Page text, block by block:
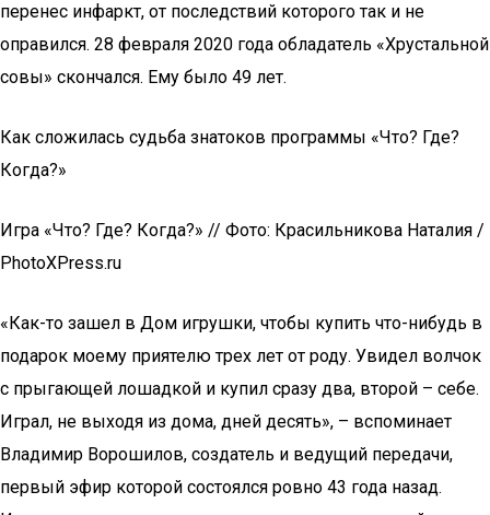
перенес инфаркт, от последствий которого так и не
оправился. 28 февраля 2020 года обладатель «Хрустальной
совы» скончался. Ему было 49 лет.
Как сложилась судьба знатоков программы «Что? Где?
Когда?»
Игра «Что? Где? Когда?» // Фото: Красильникова Наталия /
PhotoXPress.ru
«Как-то зашел в Дом игрушки, чтобы купить что-нибудь в
подарок моему приятелю трех лет от роду. Увидел волчок
с прыгающей лошадкой и купил сразу два, второй – себе.
Играл, не выходя из дома, дней десять», – вспоминает
Владимир Ворошилов, создатель и ведущий передачи,
первый эфир которой состоялся ровно 43 года назад.